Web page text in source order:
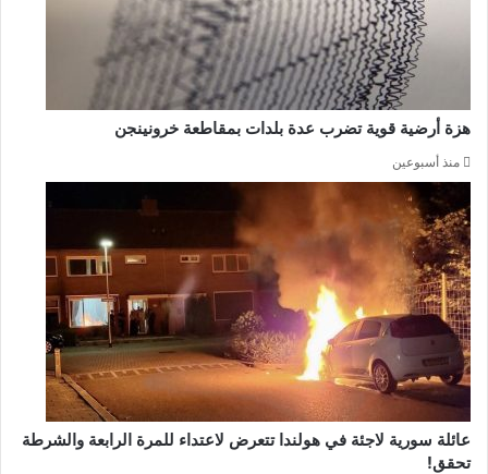
هزة أرضية قوية تضرب عدة بلدات بمقاطعة خرونينجن
منذ أسبوعين
عائلة سورية لاجئة في هولندا تتعرض لاعتداء للمرة الرابعة والشرطة
تحقق!